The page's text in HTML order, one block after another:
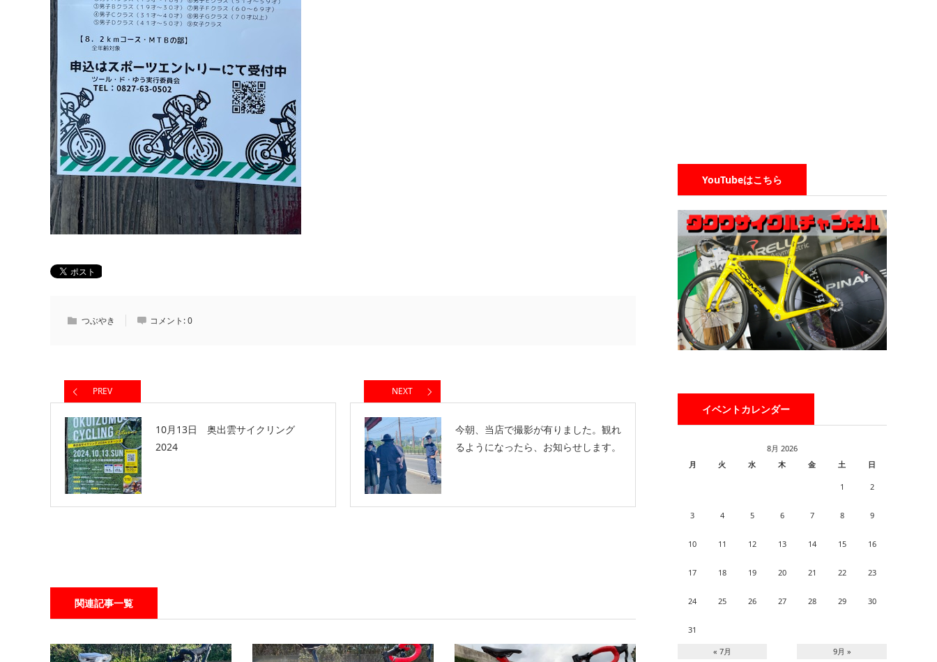
つぶやき コメント:0
PREV
10月13日 奥出雲サイクリング
2024
NEXT
今朝、当店で撮影が有りました。観れ
るようになったら、お知らせします。
関連記事一覧
YouTubeはこちら
イベントカレンダー
8月 2026
月
火 水 木 金 土 日
1 2
3 4 5 6 7 8 9
10 11 12 13 14 15 16
17 18 19 20 21 22 23
24 25 26 27 28 29 30
31
« 7月 9月 »